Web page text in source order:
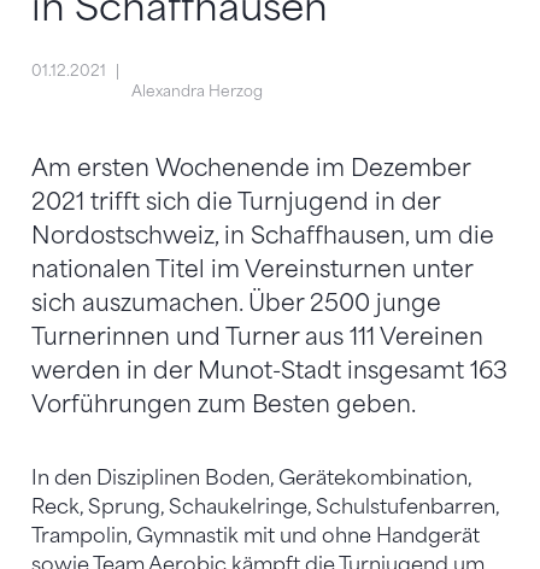
01.12.2021
Alexandra Herzog
Am ersten Wochenende im Dezember
2021 trifft sich die Turnjugend in der
Nordostschweiz, in Schaffhausen, um die
nationalen Titel im Vereinsturnen unter
sich auszumachen. Über 2500 junge
Turnerinnen und Turner aus 111 Vereinen
werden in der Munot-Stadt insgesamt 163
Vorführungen zum Besten geben.
In den Disziplinen Boden, Gerätekombination,
Reck, Sprung, Schaukelringe, Schulstufenbarren,
Trampolin, Gymnastik mit und ohne Handgerät